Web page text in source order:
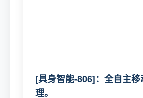
[具身智能-806]：全自主
理。